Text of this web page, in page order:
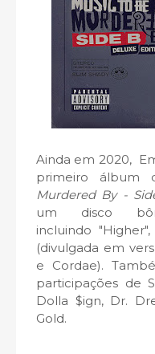
Ainda em 2020,
primeiro álbum
Murdered By -
um disco
incluindo "Higher",
(divulgada em
e Cordae).
participações de
Dolla $ign, Dr.
Gold.